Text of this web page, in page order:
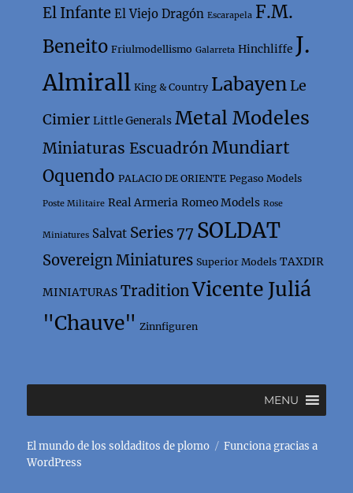
El Infante El Viejo Dragón Escarapela F.M.
Beneito Friulmodellismo Galarreta Hinchliffe J.
Almirall King & Country Labayen Le
Cimier Little Generals Metal Modeles
Miniaturas Escuadrón Mundiart
Oquendo PALACIO DE ORIENTE Pegaso Models
Poste Militaire Real Armeria Romeo Models Rose
Miniatures Salvat Series 77 SOLDAT
Sovereign Miniatures Superior Models TAXDIR
MINIATURAS TraditionVicente Juliá
"Chauve" Zinnfiguren
MENU
El mundo de los soldaditos de plomo
Funciona gracias a
WordPress